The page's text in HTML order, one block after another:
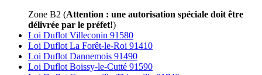
Zone B2 (Attention : une autorisation spéciale doit être
délivrée par le préfet!)
Loi Duflot Villeconin 91580
Loi Duflot La Forêt-le-Roi 91410
Loi Duflot Dannemois 91490
Loi Duflot Boissy-le-Cutté 91590